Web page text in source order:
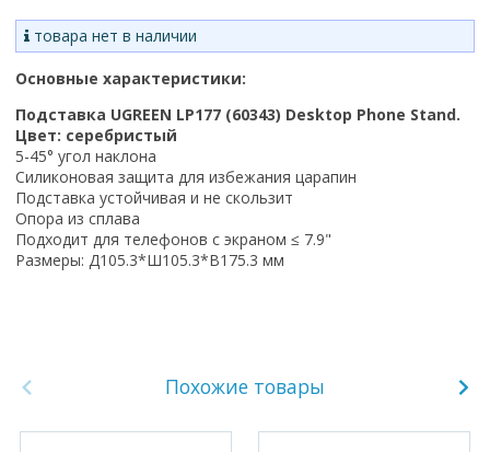
товара нет в наличии
Основные характеристики:
Подставка UGREEN LP177 (60343) Desktop Phone Stand.
Цвет: серебристый
5-45° угол наклона
Силиконовая защита для избежания царапин
Подставка устойчивая и не скользит
Опора из сплава
Подходит для телефонов с экраном ≤ 7.9"
Размеры: Д105.3*Ш105.3*В175.3 мм
Похожие товары